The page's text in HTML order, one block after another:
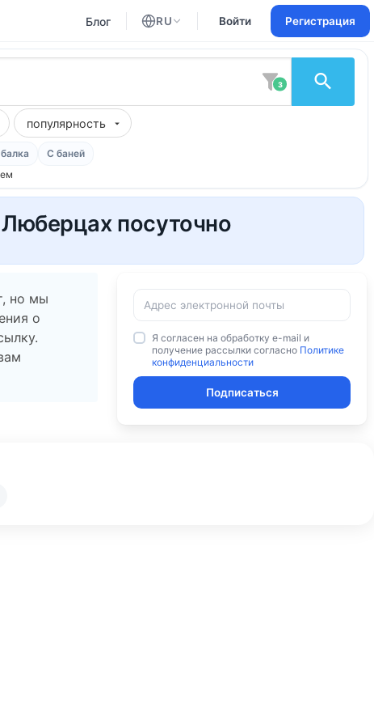
Блог RU
Английский
Войти Регистрация
3
популярность
С баней
посуточно
но мы
о
Я согласен на обработку e-mail и
получение рассылки согласно Политике
конфиденциальности
Подписаться